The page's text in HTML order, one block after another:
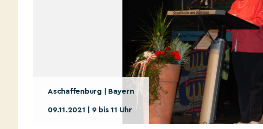
Aschaffenburg | Bayern
09.11.2021 | 9 bis 11 Uhr